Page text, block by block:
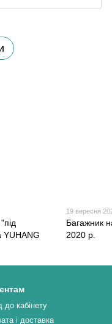
зателефонувавши з
YUHANG
19 вересня
Багажник
2020 р.
до кабінету
і доставка